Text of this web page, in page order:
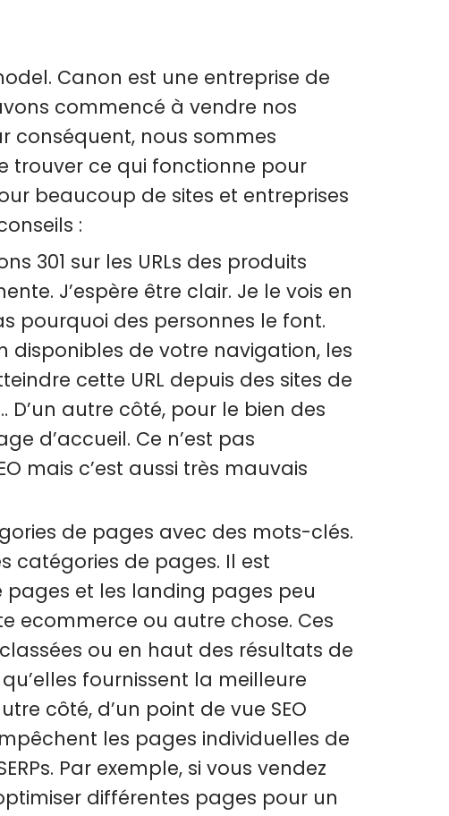
Canon est une entreprise de
commencé à vendre nos
conséquent, nous sommes
trouver ce qui fonctionne pour
beaucoup de sites et entreprises
:
301 sur les URLs des produits
J’espère être clair. Je le vois en
pourquoi des personnes le font.
disponibles de votre navigation, les
cette URL depuis des sites de
autre côté, pour le bien des
d’accueil. Ce n’est pas
mais c’est aussi très mauvais
de pages avec des mots-clés.
catégories de pages. Il est
et les landing pages peu
ecommerce ou autre chose. Ces
ou en haut des résultats de
fournissent la meilleure
côté, d’un point de vue SEO
les pages individuelles de
Par exemple, si vous vendez
différentes pages pour un